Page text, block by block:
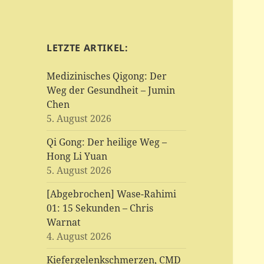
LETZTE ARTIKEL:
Medizinisches Qigong: Der
Weg der Gesundheit – Jumin
Chen
5. August 2026
Qi Gong: Der heilige Weg –
Hong Li Yuan
5. August 2026
[Abgebrochen] Wase-Rahimi
01: 15 Sekunden – Chris
Warnat
4. August 2026
Kiefergelenkschmerzen, CMD